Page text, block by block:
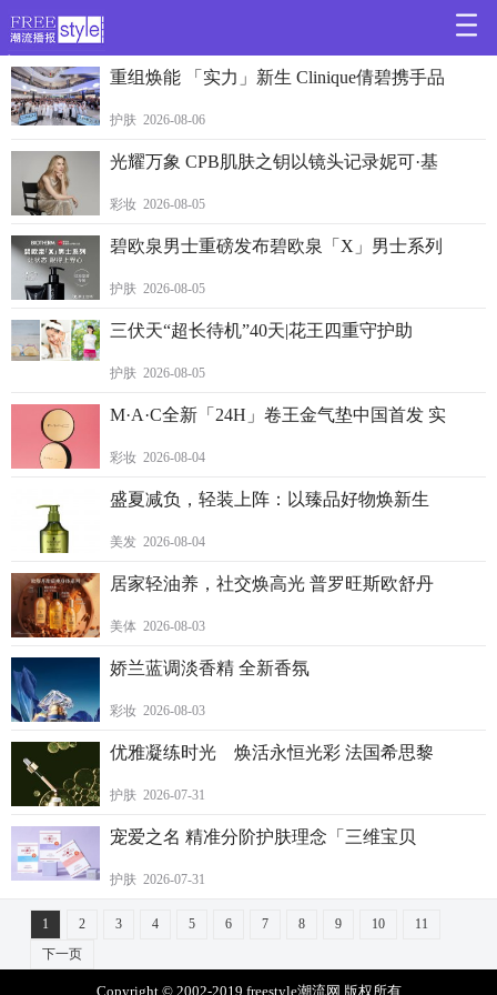
>
重组焕能 「实力」新生 Clinique倩碧携手品
护肤 2026-08-06
光耀万象 CPB肌肤之钥以镜头记录妮可·基
彩妆 2026-08-05
碧欧泉男士重磅发布碧欧泉「X」男士系列
护肤 2026-08-05
三伏天“超长待机”40天|花王四重守护助
护肤 2026-08-05
M·A·C全新「24H」卷王金气垫中国首发 实
彩妆 2026-08-04
盛夏减负，轻装上阵：以臻品好物焕新生
美发 2026-08-04
居家轻油养，社交焕高光 普罗旺斯欧舒丹
美体 2026-08-03
娇兰蓝调淡香精 全新香氛
彩妆 2026-08-03
优雅凝练时光 焕活永恒光彩 法国希思黎
护肤 2026-07-31
宠爱之名 精准分阶护肤理念「三维宝贝
护肤 2026-07-31
1 2 3 4 5 6 7 8 9 10
11
下一页
Copyright © 2002-2019 freestyle潮流网 版权所有